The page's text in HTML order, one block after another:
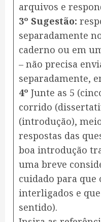
arquivos e
3º Sugestão:
separadamente
caderno ou em
– não precisa
separadamente,
4º Junte as 5
corrido
(introdução),
respostas das
boa introdução
uma breve
cuidado para que
interligados e
sentido).